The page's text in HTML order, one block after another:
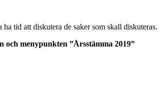
tid att diskutera de saker som skall diskuteras.
menypunkten ”Årsstämma 2019”